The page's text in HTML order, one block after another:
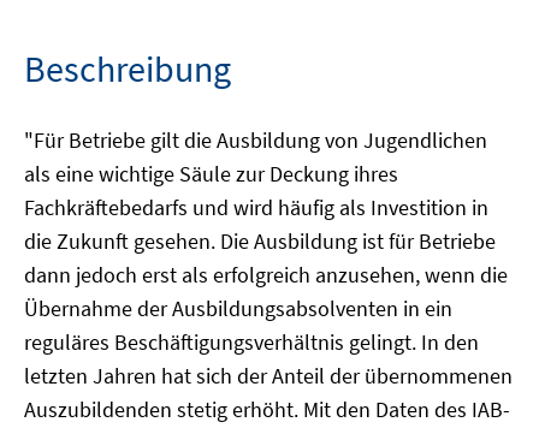
Beschreibung
"Für Betriebe gilt die Ausbildung von Jugendlichen
als eine wichtige Säule zur Deckung ihres
Fachkräftebedarfs und wird häufig als Investition in
die Zukunft gesehen. Die Ausbildung ist für Betriebe
dann jedoch erst als erfolgreich anzusehen, wenn die
Übernahme der Ausbildungsabsolventen in ein
reguläres Beschäftigungsverhältnis gelingt. In den
letzten Jahren hat sich der Anteil der übernommenen
Auszubildenden stetig erhöht. Mit den Daten des IAB-